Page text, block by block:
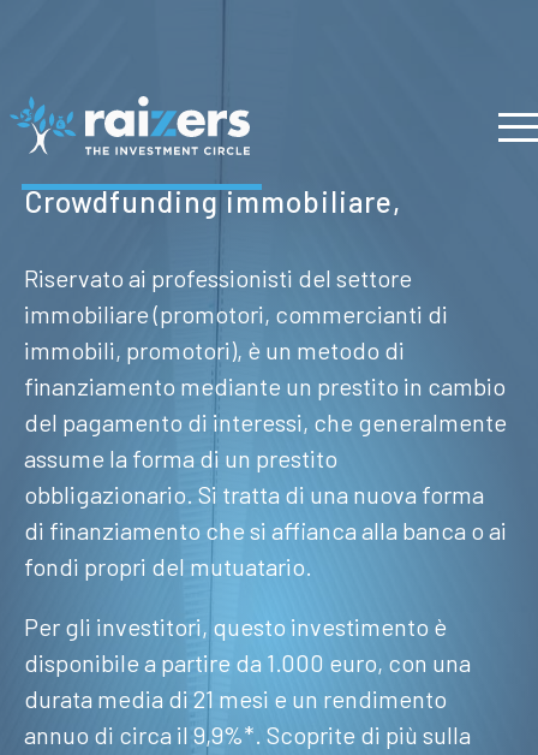
Crowdfunding immobiliare,
Riservato ai professionisti del settore
immobiliare (promotori, commercianti di
immobili, promotori), è un metodo di
finanziamento mediante un prestito in cambio
del pagamento di interessi, che generalmente
assume la forma di un prestito
obbligazionario. Si tratta di una nuova forma
di finanziamento che si affianca alla banca o ai
fondi propri del mutuatario.
Per gli investitori, questo investimento è
disponibile a partire da 1.000 euro, con una
durata media di 21 mesi e un rendimento
annuo di circa il 9,9%*. Scoprite di più sulla